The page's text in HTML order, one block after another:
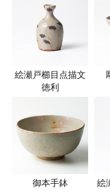
絵瀬戸櫛目点描文
徳利
御本手鉢
絵